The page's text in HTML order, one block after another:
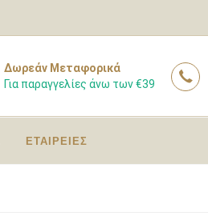
Δωρεάν Μεταφορικά
Για παραγγελίες άνω των €39
ΕΤΑΙΡΕΙΕΣ